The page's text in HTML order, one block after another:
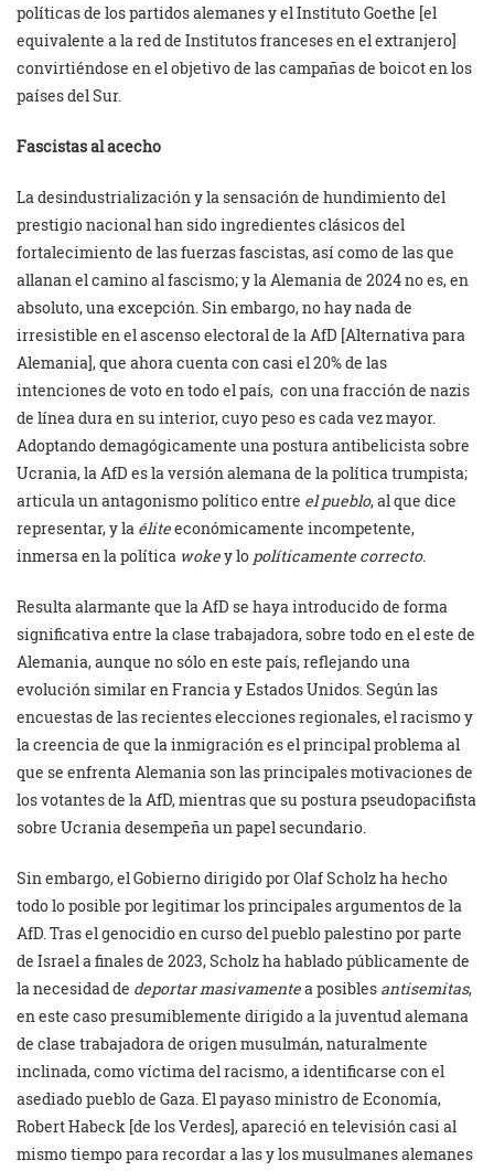
políticas de los partidos alemanes y el Instituto Goethe [el
equivalente a la red de Institutos franceses en el extranjero]
convirtiéndose en el objetivo de las campañas de boicot en los
países del Sur.
Fascistas al acecho
La desindustrialización y la sensación de hundimiento del
prestigio nacional han sido ingredientes clásicos del
fortalecimiento de las fuerzas fascistas, así como de las que
allanan el camino al fascismo; y la Alemania de 2024 no es, en
absoluto, una excepción. Sin embargo, no hay nada de
irresistible en el ascenso electoral de la AfD [Alternativa para
Alemania], que ahora cuenta con casi el 20% de las
intenciones de voto en todo el país, con una fracción de nazis
de línea dura en su interior, cuyo peso es cada vez mayor.
Adoptando demagógicamente una postura antibelicista sobre
Ucrania, la AfD es la versión alemana de la política trumpista;
articula un antagonismo político entre el pueblo, al que dice
representar, y la éliteeconómicamente incompetente,
inmersa en la política wokey lo políticamente correcto.
Resulta alarmante que la AfD se haya introducido de forma
significativa entre la clase trabajadora, sobre todo en el este de
Alemania, aunque no sólo en este país, reflejando una
evolución similar en Francia y Estados Unidos. Según las
encuestas de las recientes elecciones regionales, el racismo y
la creencia de que la inmigración es el principal problema al
que se enfrenta Alemania son las principales motivaciones de
los votantes de la AfD, mientras que su postura pseudopacifista
sobre Ucrania desempeña un papel secundario.
Sin embargo, el Gobierno dirigido por Olaf Scholz ha hecho
todo lo posible por legitimar los principales argumentos de la
AfD. Tras el genocidio en curso del pueblo palestino por parte
de Israel a finales de 2023, Scholz ha hablado públicamente de
la necesidad de deportar masivamentea posibles antisemitas,
en este caso presumiblemente dirigido a la juventud alemana
de clase trabajadora de origen musulmán, naturalmente
inclinada, como víctima del racismo, a identificarse con el
asediado pueblo de Gaza. El payaso ministro de Economía,
Robert Habeck [de los Verdes], apareció en televisión casi al
mismo tiempo para recordar a las y los musulmanes alemanes